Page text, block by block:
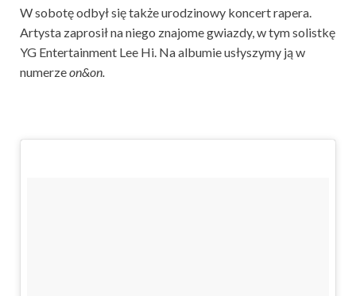
W sobotę odbył się także urodzinowy koncert rapera.
Artysta zaprosił na niego znajome gwiazdy, w tym solistkę
YG Entertainment Lee Hi. Na albumie usłyszymy ją w
numerzeon&on.